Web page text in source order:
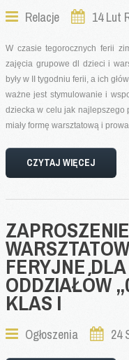
Relacje 14 Lut
W czasie tegorocznych ferii
zajęcia grupowe dl dzieci i
były w II tygodniu ferii, a ich
ważne jest stymulowanie i
dziecka w celu jak najlepszego
miały formę warsztatową i
CZYTAJ WIĘCEJ
ZAPROSZENIE
FERYJNE DLA
ODDZIAŁÓW
KLAS I
Ogłoszenia 24